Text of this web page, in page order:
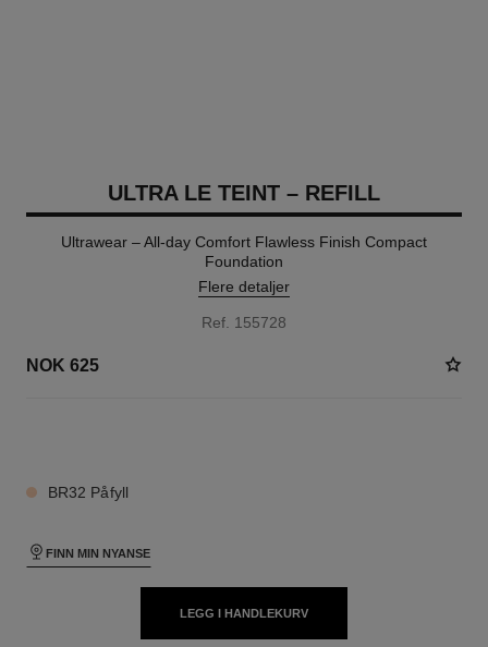
ULTRA LE TEINT – REFILL
Ultrawear – All-day Comfort Flawless Finish Compact
Foundation
Flere detaljer
Ref. 155728
NOK 625
BR32 Påfyll
FINN MIN NYANSE
LEGG I HANDLEKURV